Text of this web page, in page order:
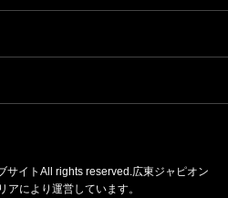
サイト All rights reserved.広東ジャピオン
アにより運営しています。